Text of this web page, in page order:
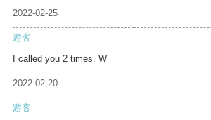
2022-02-25
游客
I called you 2 times. W
2022-02-20
游客